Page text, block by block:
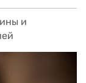
и